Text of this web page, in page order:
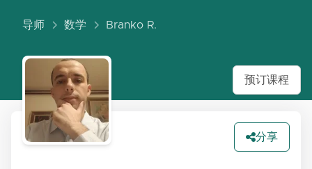
导师 数学 Branko R.
预订课程
分享